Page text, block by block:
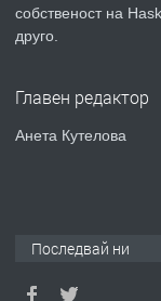
ПРЕДЛАГА
собственост на
друго.
Главен редактор
Анета Кутелова
Последвай ни